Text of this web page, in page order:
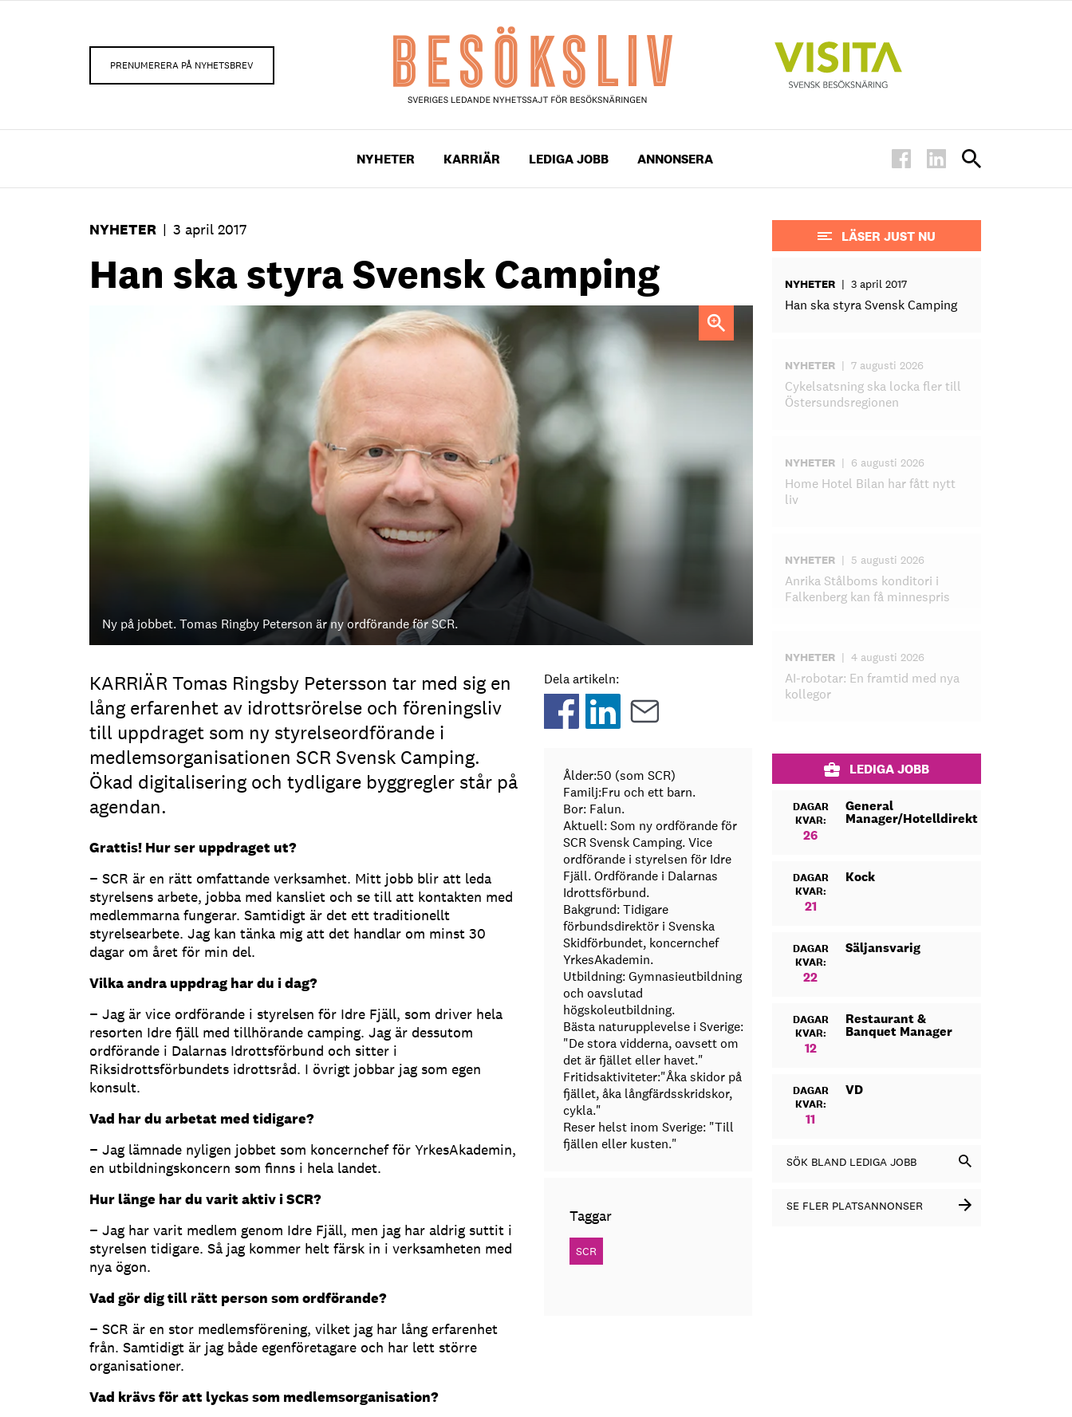
PRENUMERERA PÅ NYHETSBREV
NYHETER KARRIÄR LEDIGA JOBB ANNONSERA
NYHETER | 3 april 2017
Han ska styra Svensk Camping
Ny på jobbet. Tomas Ringby Peterson är ny ordförande för SCR.
KARRIÄR Tomas Ringsby Petersson tar med sig en
lång erfarenhet av idrottsrörelse och föreningsliv
till uppdraget som ny styrelseordförande i
medlemsorganisationen SCR Svensk Camping.
Ökad digitalisering och tydligare byggregler står på
agendan.
Grattis! Hur ser uppdraget ut?
− SCR är en rätt omfattande verksamhet. Mitt jobb blir att leda
styrelsens arbete, jobba med kansliet och se till att kontakten med
medlemmarna fungerar. Samtidigt är det ett traditionellt
styrelsearbete. Jag kan tänka mig att det handlar om minst 30
dagar om året för min del.
Vilka andra uppdrag har du i dag?
− Jag är vice ordförande i styrelsen för Idre Fjäll, som driver hela
resorten Idre fjäll med tillhörande camping. Jag är dessutom
ordförande i Dalarnas Idrottsförbund och sitter i
Riksidrottsförbundets idrottsråd. I övrigt jobbar jag som egen
konsult.
Vad har du arbetat med tidigare?
− Jag lämnade nyligen jobbet som koncernchef för YrkesAkademin,
en utbildningskoncern som finns i hela landet.
Hur länge har du varit aktiv i SCR?
− Jag har varit medlem genom Idre Fjäll, men jag har aldrig suttit i
styrelsen tidigare. Så jag kommer helt färsk in i verksamheten med
nya ögon.
Vad gör dig till rätt person som ordförande?
− SCR är en stor medlemsförening, vilket jag har lång erfarenhet
från. Samtidigt är jag både egenföretagare och har lett större
organisationer.
Vad krävs för att lyckas som medlemsorganisation?
Dela artikeln:
Ålder:50 (som SCR)
Familj:Fru och ett barn.
Bor: Falun.
Aktuell: Som ny ordförande för
SCR Svensk Camping. Vice
ordförande i styrelsen för Idre
Fjäll. Ordförande i Dalarnas
Idrottsförbund.
Bakgrund: Tidigare
förbundsdirektör i Svenska
Skidförbundet, koncernchef
YrkesAkademin.
Utbildning: Gymnasieutbildning
och oavslutad
högskoleutbildning.
Bästa naturupplevelse i Sverige:
"De stora vidderna, oavsett om
det är fjället eller havet."
Fritidsaktiviteter:"Åka skidor på
fjället, åka långfärdsskridskor,
cykla."
Reser helst inom Sverige: "Till
fjällen eller kusten."
Taggar
SCR
LÄSER JUST NU
NYHETER | 3 april 2017
Han ska styra Svensk Camping
NYHETER | 7 augusti 2026
Cykelsatsning ska locka fler till
Östersundsregionen
NYHETER | 6 augusti 2026
Home Hotel Bilan har fått nytt
liv
NYHETER | 5 augusti 2026
Anrika Stålboms konditori i
Falkenberg kan få minnespris
NYHETER | 4 augusti 2026
AI-robotar: En framtid med nya
kollegor
LEDIGA JOBB
DAGAR
KVAR:
26
General
Manager/Hotelldirektör
DAGAR
KVAR:
21
Kock
DAGAR
KVAR:
22
Säljansvarig
DAGAR
KVAR:
12
Restaurant &
Banquet Manager
DAGAR
KVAR:
11
VD
SÖK BLAND LEDIGA JOBB
SE FLER PLATSANNONSER